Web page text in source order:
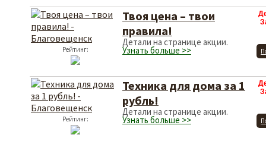
Рейтинг:
Твоя цена – твои
правила!
Детали на странице акции.
Узнать больше >>
Рейтинг:
Техника для дома за 1
рубль!
Детали на странице акции.
Узнать больше >>